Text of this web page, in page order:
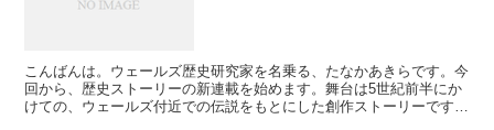
こんばんは。ウェールズ歴史研究家を名乗る、たなかあきらです。今
回から、歴史ストーリーの新連載を始めます。舞台は5世紀前半にか
けての、ウェールズ付近での伝説をもとにした創作ストーリーです。